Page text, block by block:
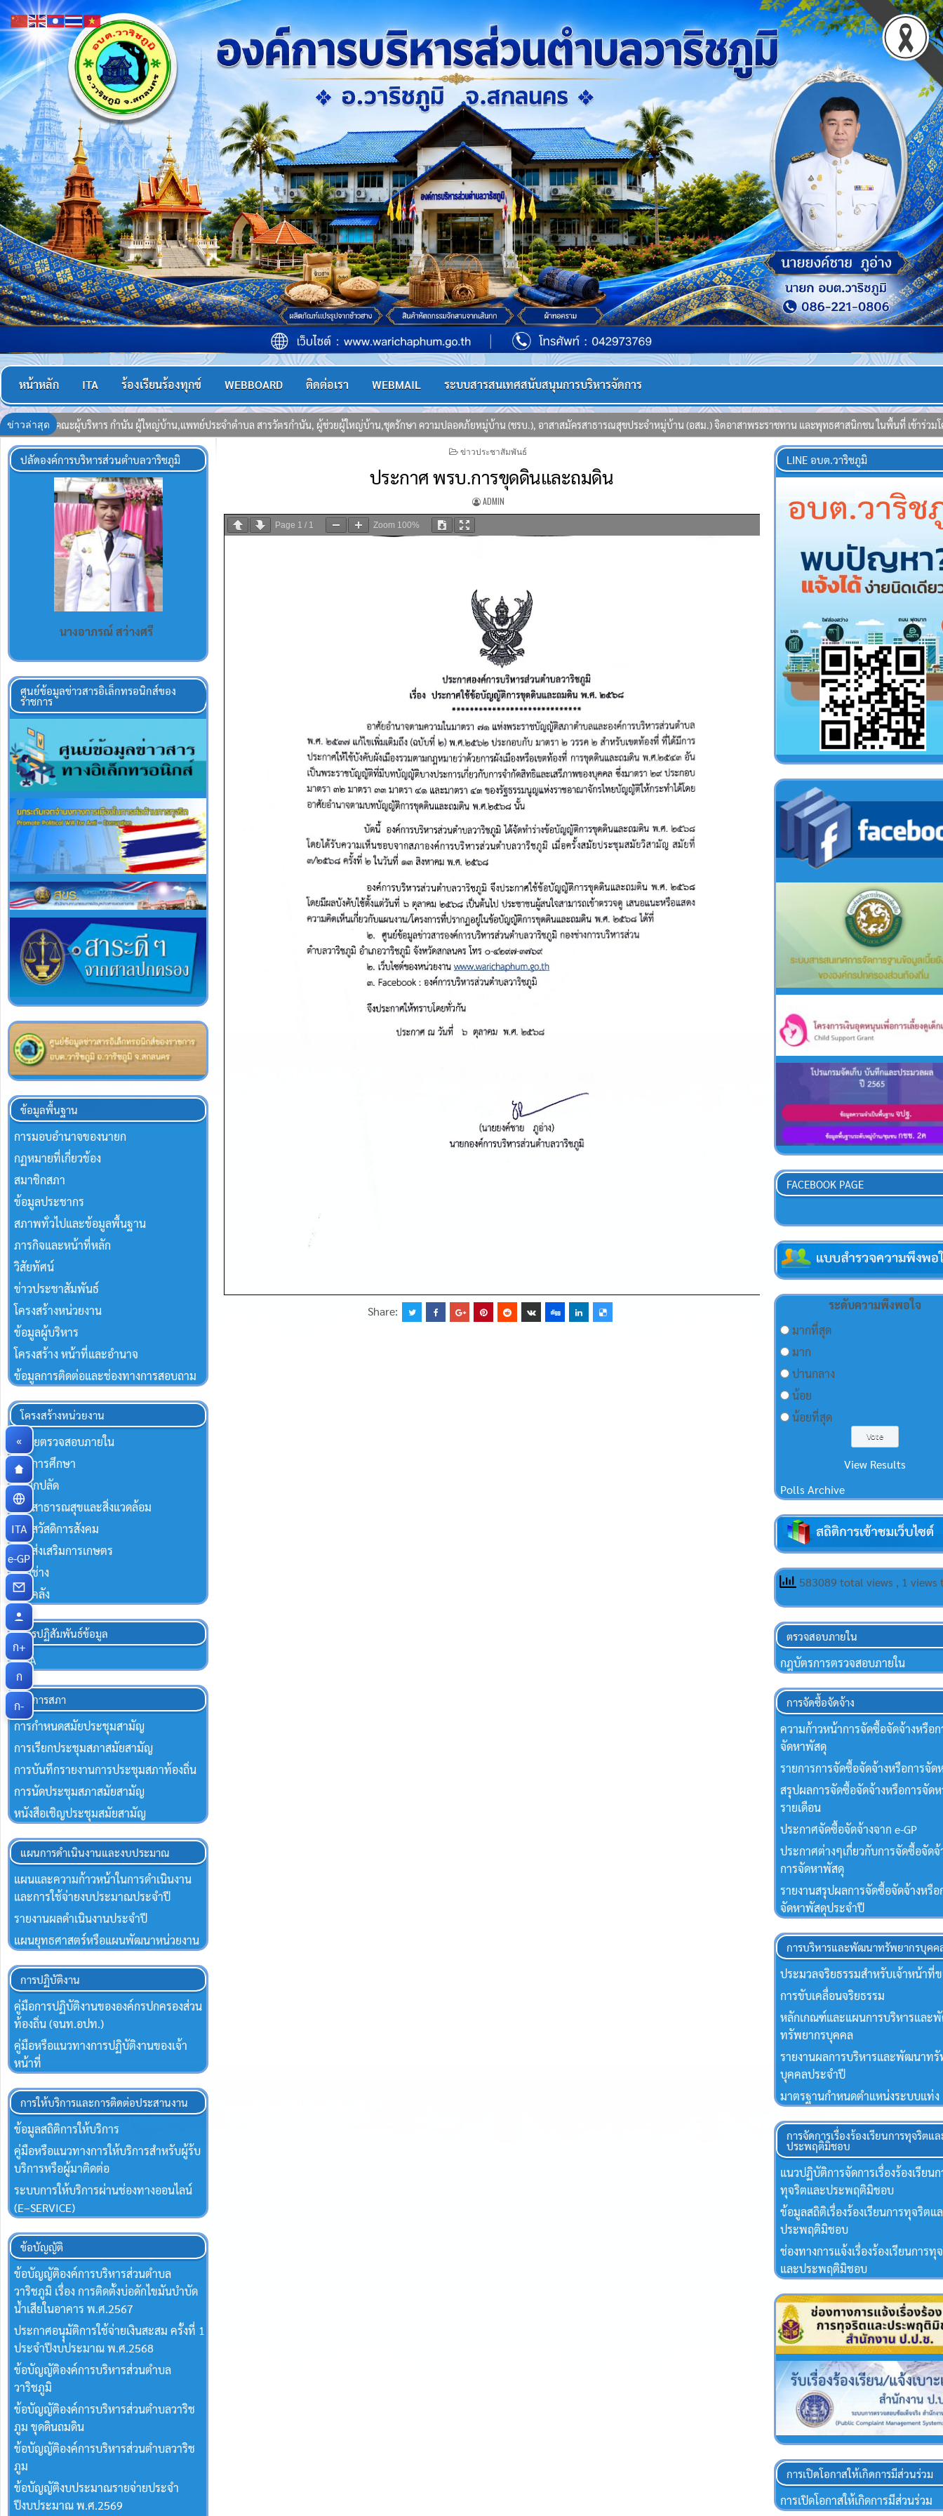
หน้าหลัก ITA ร้องเรียนร้องทุกข์ WEBBOARD ติดต่อเรา WEBMAIL ระบบสารสนเทศสนับสนุนการบริหารจัดการ
ข่าวล่าสุดระจำตำบล สารวัตรกำนัน, ผู้ช่วยผู้ใหญ่บ้าน,ชุดรักษา ความปลอดภัยหมู่บ้าน (ชรบ.), อาสาสมัครสาธารณสุขประจำหมู่บ้าน (อสม.) จิตอาสาพระราชทาน และพุทธศาสนิกชน ในพื้นที่ เข้าร่วมโครงการ และปรับภูมิทัศน์ ทำความสะอาดวัด ณ วั
POSTED
ข่าวประชาสัมพันธ์
ประกาศ พรบ.การขุดดินและถมดิน
ADMIN
Page 1 / 1 Zoom 100%
Share:
ปลัดองค์การบริหารส่วนตำบลวาริชภูมิ
นางอาภรณ์ สว่างศรี
ศูนย์ข้อมูลข่าวสารอิเล็กทรอนิกส์ของ
ราชการ
ข้อมูลพื้นฐาน
การมอบอำนาจของนายก
กฏหมายที่เกี่ยวข้อง
สมาชิกสภา
ข้อมูลประชากร
สภาพทั่วไปและข้อมูลพื้นฐาน
ภารกิจและหน้าที่หลัก
วิสัยทัศน์
ข่าวประชาสัมพันธ์
โครงสร้างหน่วยงาน
ข้อมูลผู้บริหาร
โครงสร้าง หน้าที่และอำนาจ
ข้อมูลการติดต่อและช่องทางการสอบถาม
โครงสร้างหน่วยงาน
หน่วยตรวจสอบภายใน
กองการศึกษา
สำนักปลัด
กองสาธารณสุขและสิ่งแวดล้อม
กองสวัสดิการสังคม
กองส่งเสริมการเกษตร
กองช่าง
กองคลัง
การปฏิสัมพันธ์ข้อมูล
Q&A
กิจการสภา
การกำหนดสมัยประชุมสามัญ
การเรียกประชุมสภาสมัยสามัญ
การบันทึกรายงานการประชุมสภาท้องถิ่น
การนัดประชุมสภาสมัยสามัญ
หนังสือเชิญประชุมสมัยสามัญ
แผนการดำเนินงานและงบประมาณ
แผนและความก้าวหน้าในการดำเนินงาน
และการใช้จ่ายงบประมาณประจำปี
รายงานผลดำเนินงานประจำปี
แผนยุทธศาสตร์หรือแผนพัฒนาหน่วยงาน
การปฏิบัติงาน
คู่มือการปฏิบัติงานขององค์กรปกครองส่วน
ท้องถิ่น (จนท.อปท.)
คู่มือหรือแนวทางการปฏิบัติงานของเจ้า
หน้าที่
การให้บริการและการติดต่อประสานงาน
ข้อมูลสถิติการให้บริการ
คู่มือหรือแนวทางการให้บริการสำหรับผู้ร้บ
บริการหรือผู้มาติดต่อ
ระบบการให้บริการผ่านช่องทางออนไลน์
(E–SERVICE)
ข้อบัญญัติ
ข้อบัญญัติองค์การบริหารส่วนตำบล
วาริชภูมิ เรื่อง การติดตั้งบ่อดักไขมันบำบัด
น้ำเสียในอาคาร พ.ศ.2567
ประกาศอนุุมัติการใช้จ่ายเงินสะสม ครั้งที่ 1
ประจำปีงบประมาณ พ.ศ.2568
ข้อบัญญัติองค์การบริหารส่วนตำบล
วาริชภูมิ
ข้อบัญญัติองค์การบริหารส่วนตำบลวาริช
ภูม ขุดดินถมดิน
ข้อบัญญัติองค์การบริหารส่วนตำบลวาริช
ภูม
ข้อบัญญัติงบประมาณรายจ่ายประจำ
ปีงบประมาณ พ.ศ.2569
LINE อบต.วาริชภูมิ
FACEBOOK PAGE
ระดับความพึงพอใจ
มากที่สุด
มาก
ปานกลาง
น้อย
น้อยที่สุด
View Results
Polls Archive
583089 total views , 1 views
ตรวจสอบภายใน
กฎบัตรการตรวจสอบภายใน
การจัดซื้อจัดจ้าง
ความก้าวหน้าการจัดซื้อจัดจ้างหรือก
จัดหาพัสดุ
รายการการจัดซื้อจัดจ้างหรือการจั
สรุปผลการจัดซื้อจัดจ้างหรือการจัด
รายเดือน
ประกาศจัดซื้อจัดจ้างจาก e-GP
ประกาศต่างๆเกี่ยวกับการจัดซื้อจัดจ้
การจัดหาพัสดุ
รายงานสรุปผลการจัดซื้อจัดจ้างหรือ
จัดหาพัสดุประจําปี
การบริหารและพัฒนาทรัพยากรบุคค
ประมวลจริยธรรมสำหรับเจ้าหน้าที่
การขับเคลื่อนจริยธรรม
หลักเกณฑ์และแผนการบริหารและ
ทรัพยากรบุคคล
รายงานผลการบริหารและพัฒนาท
บุคคลประจำปี
มาตรฐานกำหนดตำแหน่งระบบแท่ง
การจัดการเรื่องร้องเรียนการทุจริตแ
ประพฤติมิชอบ
แนวปฏิบัติการจัดการเรื่องร้องเรียน
ทุจริตและประพฤติมิชอบ
ข้อมูลสถิติเรื่องร้องเรียนการทุจริตแ
ประพฤติมิชอบ
ช่องทางการแจ้งเรื่องร้องเรียนการทุ
และประพฤติมิชอบ
การเปิดโอกาสให้เกิดการมีส่วนร่วม
การเปิดโอกาสให้เกิดการมีส่วนร่วม
«
ITA
e-GP
ก+
ก
ก-